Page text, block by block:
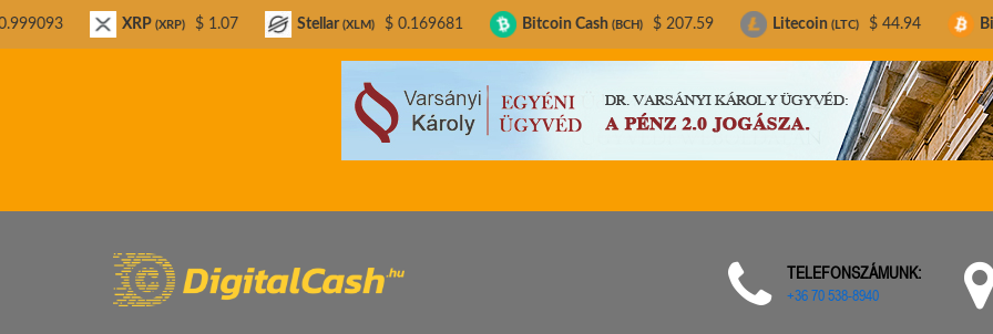
TELEFONSZÁMUNK:
+36 70 538-8940
XRP(XRP) $ 1.07 Stellar (XLM) $ 0.169681 Bitcoin Cash(BCH) $ 207.59 Litecoin (LTC) $ 44.94 Bitcoin (BTC) $